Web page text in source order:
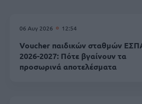
06 Αυγ 2026 12:54
Voucher παιδικών σταθμών
2026-2027: Πότε βγαίνουν τα
προσωρινά αποτελέσματα